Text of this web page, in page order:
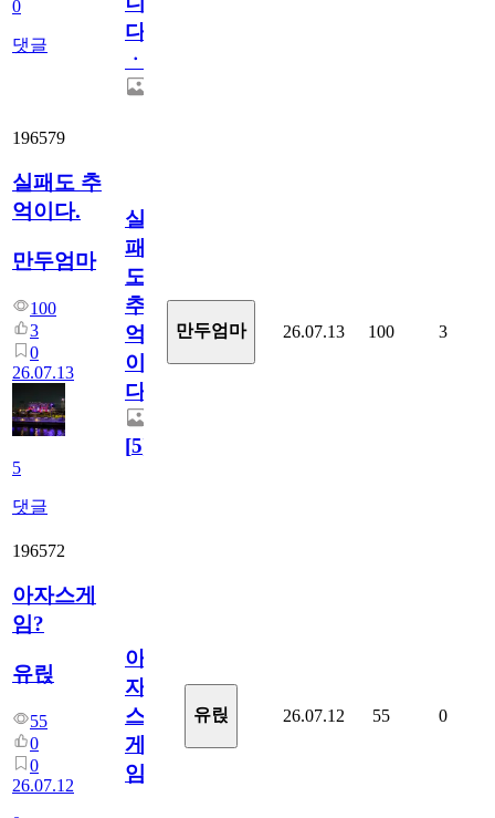
0
댓글
다
ㆍ
196579
실패도 추
억이다.
만두엄마
100
3
0
26.07.13
5
댓글
실
패
도
추
억
이
다.
[5]
만두엄마 26.07.13 100 3
196572
아자스게
임?
유릱
55
0
0
26.07.12
아
자
스
게
임?
유릱 26.07.12 55 0